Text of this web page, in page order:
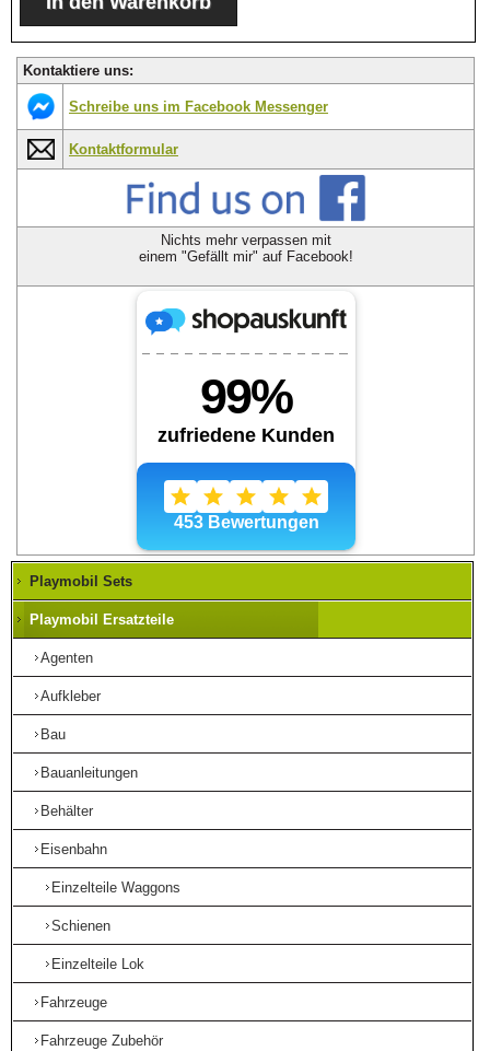
Kontaktiere uns:
Schreibe uns im Facebook Messenger
Kontaktformular
Nichts mehr verpassen mit
einem "Gefällt mir" auf Facebook!
Playmobil Sets
Playmobil Ersatzteile
Agenten
Aufkleber
Bau
Bauanleitungen
Behälter
Eisenbahn
Einzelteile Waggons
Schienen
Einzelteile Lok
Fahrzeuge
Fahrzeuge Zubehör